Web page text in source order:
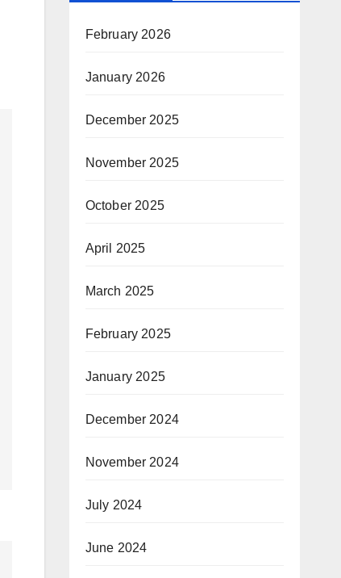
February 2026
January 2026
December 2025
November 2025
October 2025
April 2025
March 2025
February 2025
January 2025
December 2024
November 2024
July 2024
June 2024